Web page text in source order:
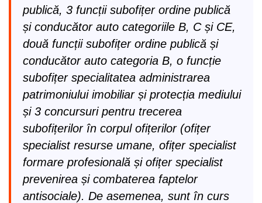
publică, 3 funcții subofițer ordine publică
și conducător auto categoriile B, C și CE,
două funcții subofițer ordine publică și
conducător auto categoria B, o funcție
subofițer specialitatea administrarea
patrimoniului imobiliar și protecția mediului
și 3 concursuri pentru trecerea
subofițerilor în corpul ofițerilor (ofițer
specialist resurse umane, ofițer specialist
formare profesională și ofițer specialist
prevenirea și combaterea faptelor
antisociale). De asemenea, sunt în curs